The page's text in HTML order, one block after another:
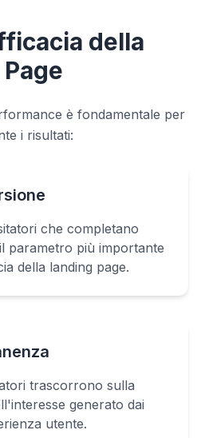
della
è fondamentale per
i risultati:
che completano
parametro più importante
della landing page.
trascorrono sulla
generato dai
utente.